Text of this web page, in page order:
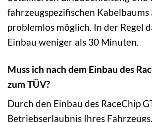
fahrzeugspezifischen Kabelbaums
problemlos möglich. In der Regel
Einbau weniger als 30 Minuten.
Muss ich nach dem Einbau des
zum TÜV?
Durch den Einbau des RaceChip
Betriebserlaubnis Ihres